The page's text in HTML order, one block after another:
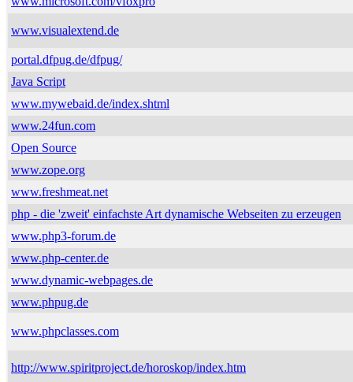
www.visualextend.de
portal.dfpug.de/dfpug/
Java Script
www.mywebaid.de/index.shtml
www.24fun.com
Open Source
www.zope.org
www.freshmeat.net
php - die 'zweit' einfachste Art dynamische Webseiten zu erzeugen
www.php3-forum.de
www.php-center.de
www.dynamic-webpages.de
www.phpug.de
www.phpclasses.com
http://www.spiritproject.de/horoskop/index.htm